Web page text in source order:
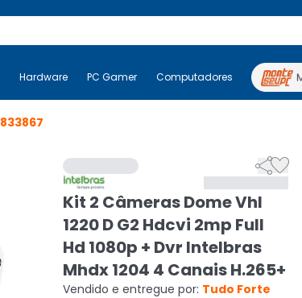
Black Ninja Hardware PC Gamer Computadores
Hardware PC Gamer Computadores Periféricos
833867

Kit 2 Câmeras Dome Vhl
1220 D G2 Hdcvi 2mp Full
Hd 1080p + Dvr Intelbras
Mhdx 1204 4 Canais H.265+
Vendido e entregue por: Tudo Forte